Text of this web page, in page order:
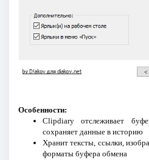
Особенности:
Clipdiary отслеживает
сохраняет данные в историю
Хранит тексты, ссылки,
форматы буфера обмена